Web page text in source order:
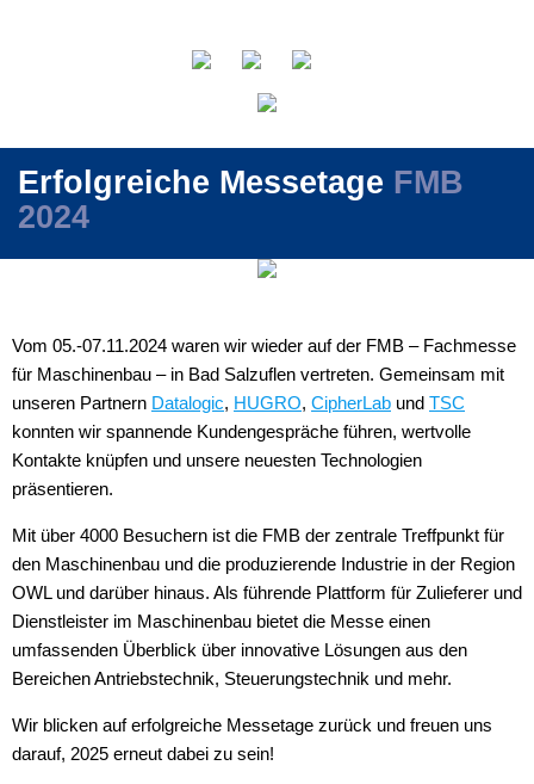
Erfolgreiche Messetage FMB
2024
Vom 05.-07.11.2024 waren wir wieder auf der FMB – Fachmesse
für Maschinenbau – in Bad Salzuflen vertreten. Gemeinsam mit
unseren Partnern Datalogic, HUGRO, CipherLab und TSC
konnten wir spannende Kundengespräche führen, wertvolle
Kontakte knüpfen und unsere neuesten Technologien
präsentieren.
Mit über 4000 Besuchern ist die FMB der zentrale Treffpunkt für
den Maschinenbau und die produzierende Industrie in der Region
OWL und darüber hinaus. Als führende Plattform für Zulieferer und
Dienstleister im Maschinenbau bietet die Messe einen
umfassenden Überblick über innovative Lösungen aus den
Bereichen Antriebstechnik, Steuerungstechnik und mehr.
Wir blicken auf erfolgreiche Messetage zurück und freuen uns
darauf, 2025 erneut dabei zu sein!